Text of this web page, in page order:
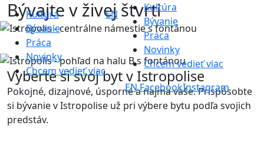
Kultúra
Bývanie
Práca
Novinky
Chcem vedieť viac
EN
Kultúra
Bývanie
Práca
Novinky
Chcem vedieť viac
ENFacebookInstagram
Bývajte v živej štvrti
Nové miesto pre život
Vyberte si svoj byt v Istropolise
Pokojné, dizajnové, úsporné a najmä vaše. Prispôsobte
si bývanie v Istropolise už pri výbere bytu podľa svojich
predstáv.